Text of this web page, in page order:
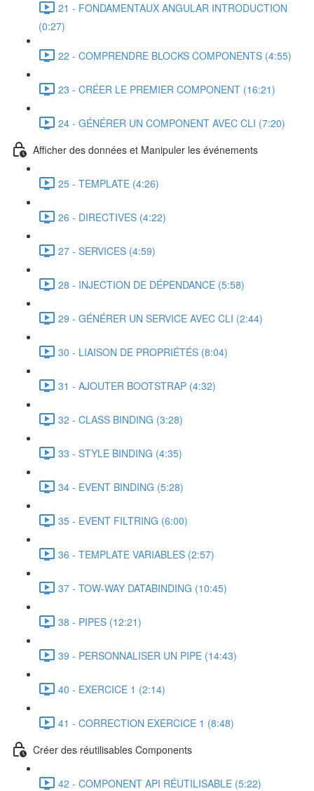
21 - FONDAMENTAUX ANGULAR INTRODUCTION
(0:27)
22 - COMPRENDRE BLOCKS COMPONENTS (4:55)
23 - CRÉER LE PREMIER COMPONENT (16:21)
24 - GÉNÉRER UN COMPONENT AVEC CLI (7:20)
Afficher des données et Manipuler les événements
25 - TEMPLATE (4:26)
26 - DIRECTIVES (4:22)
27 - SERVICES (4:59)
28 - INJECTION DE DÉPENDANCE (5:58)
29 - GÉNÉRER UN SERVICE AVEC CLI (2:44)
30 - LIAISON DE PROPRIÉTÉS (8:04)
31 - AJOUTER BOOTSTRAP (4:32)
32 - CLASS BINDING (3:28)
33 - STYLE BINDING (4:35)
34 - EVENT BINDING (5:28)
35 - EVENT FILTRING (6:00)
36 - TEMPLATE VARIABLES (2:57)
37 - TOW-WAY DATABINDING (10:45)
38 - PIPES (12:21)
39 - PERSONNALISER UN PIPE (14:43)
40 - EXERCICE 1 (2:14)
41 - CORRECTION EXERCICE 1 (8:48)
Créer des réutilisables Components
42 - COMPONENT API RÉUTILISABLE (5:22)